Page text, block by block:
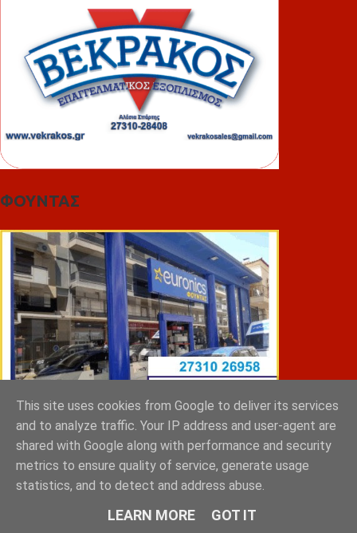
ΦΟΥΝΤΑΣ
ΣΠΥΡΑΚΗΣ ΠΑΝΑΓΙΩΤΗΣ & YIOI ΣΠΑΡΤΗ
This site uses cookies from Google to deliver its services
and to analyze traffic. Your IP address and user-agent are
shared with Google along with performance and security
metrics to ensure quality of service, generate usage
statistics, and to detect and address abuse.
LEARN MORE GOT IT